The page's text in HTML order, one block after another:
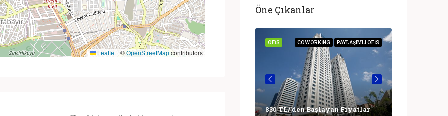
Leaflet | ©OpenStreetMapcontributors
Öne Çıkanlar
OFIS COWORKING PAYLAŞIMLI OFIS
OFIS
830 TL/'den Başlayan Fiyatlar